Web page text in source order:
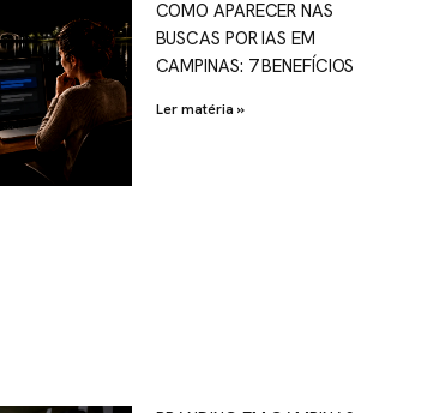
COMO APARECER NAS
BUSCAS POR IAS EM
CAMPINAS: 7 BENEFÍCIOS
Ler matéria »